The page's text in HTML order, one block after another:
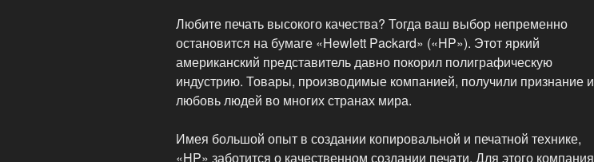
Любите печать высокого качества? Тогда ваш выбор непременно
остановится на бумаге «Hewlett Packard» («HP»). Этот яркий
американский представитель давно покорил полиграфическую
индустрию. Товары, производимые компанией, получили признание и
любовь людей во многих странах мира.
Имея большой опыт в создании копировальной и печатной технике,
«HP» заботится о качественном создании печати. Для этого компания